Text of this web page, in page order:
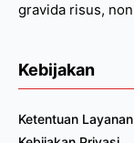
gravida risus,
Kebijakan
Ketentuan Layanan